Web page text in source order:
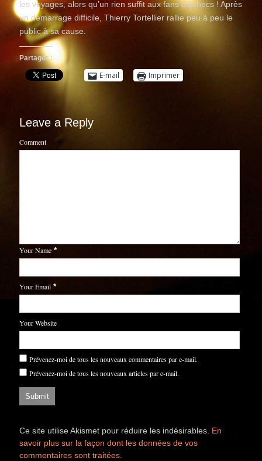
les voyages, alors qu’un rien suffit aux fans d’échecs ! Après
un démarrage difficile, Thierry Tortellier rallie peu à peu le
public à sa cause.
Partager :
E-mail Imprimer
Leave a Reply
Comment
Your Name *
Your Email *
Your Website
Prévenez-moi de tous les nouveaux commentaires par e-mail.
Prévenez-moi de tous les nouveaux articles par e-mail.
Ce site utilise Akismet pour réduire les indésirables. En
savoir plus sur la façon dont les données de vos
commentaires sont traitées.